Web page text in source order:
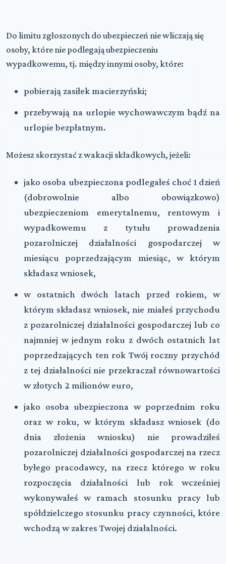
Do limitu zgłoszonych do ubezpieczeń nie wliczają się
osoby, które nie podlegają ubezpieczeniu
wypadkowemu, tj. między innymi osoby, które:
pobierają zasiłek macierzyński;
przebywają na urlopie wychowawczym bądź na
urlopie bezpłatnym.
Możesz skorzystać z wakacji składkowych, jeżeli:
jako osoba ubezpieczona podlegałeś choć 1 dzień
(dobrowolnie albo obowiązkowo)
ubezpieczeniom emerytalnemu, rentowym i
wypadkowemu z tytułu prowadzenia
pozarolniczej działalności gospodarczej w
miesiącu poprzedzającym miesiąc, w którym
składasz wniosek,
w ostatnich dwóch latach przed rokiem, w
którym składasz wniosek, nie miałeś przychodu
z pozarolniczej działalności gospodarczej lub co
najmniej w jednym roku z dwóch ostatnich lat
poprzedzających ten rok Twój roczny przychód
z tej działalności nie przekraczał równowartości
w złotych 2 milionów euro,
jako osoba ubezpieczona w poprzednim roku
oraz w roku, w którym składasz wniosek (do
dnia złożenia wniosku) nie prowadziłeś
pozarolniczej działalności gospodarczej na rzecz
byłego pracodawcy, na rzecz którego w roku
rozpoczęcia działalności lub rok wcześniej
wykonywałeś w ramach stosunku pracy lub
spółdzielczego stosunku pracy czynności, które
wchodzą w zakres Twojej działalności.